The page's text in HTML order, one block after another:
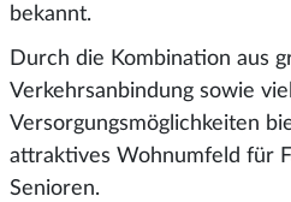
bekannt.
Durch die Kombination aus
Verkehrsanbindung sowie
Versorgungsmöglichkeiten
attraktives Wohnumfeld für
Senioren.